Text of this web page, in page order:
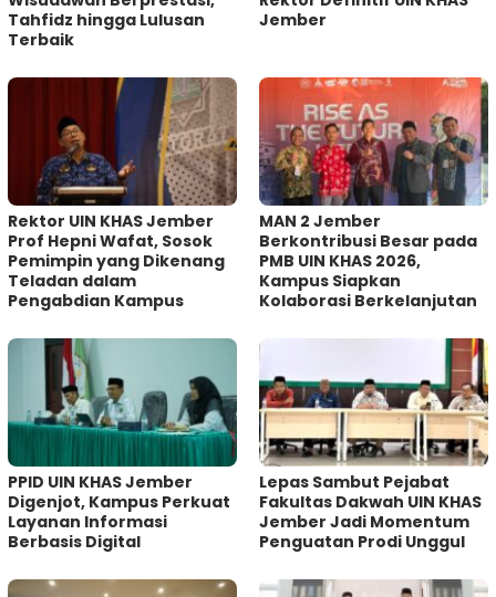
Tahfidz hingga Lulusan
Terbaik
Jember
Rektor UIN KHAS Jember
Prof Hepni Wafat, Sosok
Pemimpin yang Dikenang
Teladan dalam
Pengabdian Kampus
MAN 2 Jember
Berkontribusi Besar pada
PMB UIN KHAS 2026,
Kampus Siapkan
Kolaborasi Berkelanjutan
PPID UIN KHAS Jember
Digenjot, Kampus Perkuat
Layanan Informasi
Berbasis Digital
Lepas Sambut Pejabat
Fakultas Dakwah UIN KHAS
Jember Jadi Momentum
Penguatan Prodi Unggul